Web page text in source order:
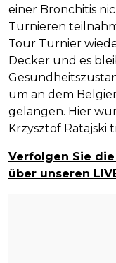
einer Bronchitis
Turnieren
Tour Turnier
Decker und es
um an dem
gelangen. Hier
Krzysztof Ratajski
Verfolgen Sie
über unseren